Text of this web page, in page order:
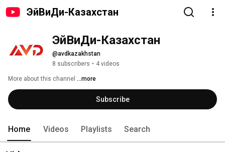
ЭйВиДи-Казахстан
ЭйВиДи-Казахстан
@avdkazakhstan
8 subscribers • 4 videos
More about this channel ...more
Subscribe
Home Videos Playlists Search